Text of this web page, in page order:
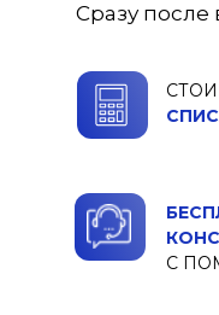
Сразу после
С